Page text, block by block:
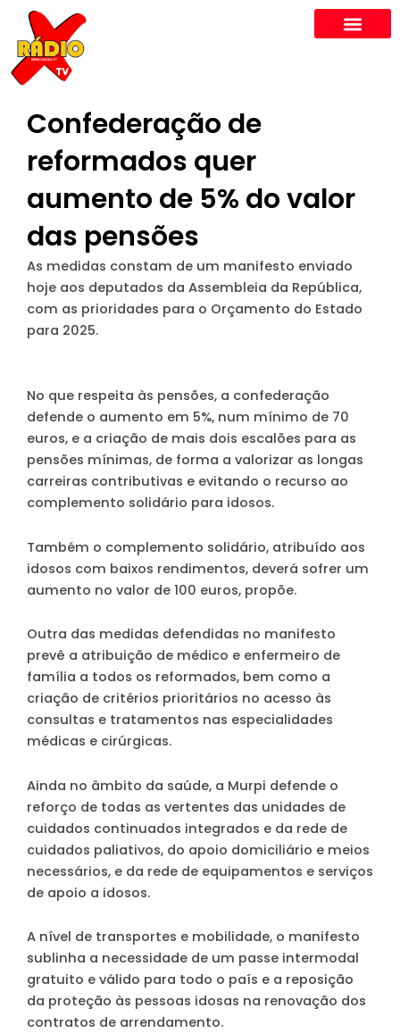
content
Confederação de
reformados quer
aumento de 5% do valor
das pensões
As medidas constam de um manifesto enviado
hoje aos deputados da Assembleia da República,
com as prioridades para o Orçamento do Estado
para 2025.
No que respeita às pensões, a confederação
defende o aumento em 5%, num mínimo de 70
euros, e a criação de mais dois escalões para as
pensões mínimas, de forma a valorizar as longas
carreiras contributivas e evitando o recurso ao
complemento solidário para idosos.
Também o complemento solidário, atribuído aos
idosos com baixos rendimentos, deverá sofrer um
aumento no valor de 100 euros, propõe.
Outra das medidas defendidas no manifesto
prevê a atribuição de médico e enfermeiro de
família a todos os reformados, bem como a
criação de critérios prioritários no acesso às
consultas e tratamentos nas especialidades
médicas e cirúrgicas.
Ainda no âmbito da saúde, a Murpi defende o
reforço de todas as vertentes das unidades de
cuidados continuados integrados e da rede de
cuidados paliativos, do apoio domiciliário e meios
necessários, e da rede de equipamentos e serviços
de apoio a idosos.
A nível de transportes e mobilidade, o manifesto
sublinha a necessidade de um passe intermodal
gratuito e válido para todo o país e a reposição
da proteção às pessoas idosas na renovação dos
contratos de arrendamento.